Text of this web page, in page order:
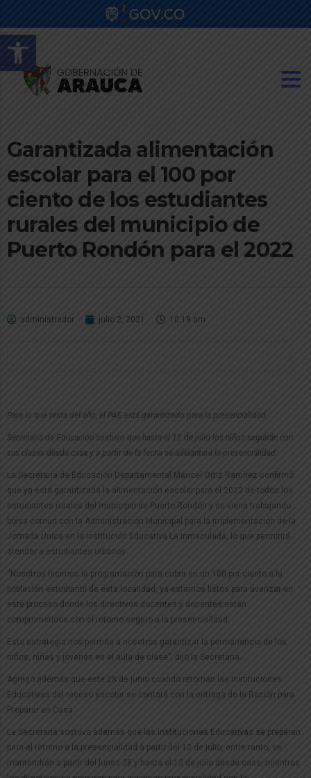
Abrir barra de herramientas
Garantizada alimentación
escolar para el 100 por
ciento de los estudiantes
rurales del municipio de
Puerto Rondón para el 2022
administrador julio 2, 2021 10:18 am
Para lo que resta del año, el PAE está garantizado para la presencialidad.
Secretaria de Educación sostuvo que hasta el 12 de julio los niños seguirán con
sus clases desde casa y a partir de la fecha se adelantará la presencialidad.
La Secretaria de Educación Departamental Maricel Ortiz Ramírez confirmó
que ya está garantizada la alimentación escolar para el 2022 de todos los
estudiantes rurales del municipio de Puerto Rondón y se viene trabajando
bolsa común con la Administración Municipal para la implementación de la
Jornada Única en la Institución Educativa La Inmaculada, lo que permitirá
atender a estudiantes urbanos.
“Nosotros hicimos la programación para cubrir en un 100 por ciento a la
población estudiantil de esta localidad, ya estamos listos para avanzar en
este proceso donde los directivos docentes y docentes están
comprometidos con el retorno seguro a la presencialidad.
Esta estrategia nos permite a nosotros garantizar la permanencia de los
niños, niñas y jóvenes en el aula de clase”, dijo la Secretaria.
Agregó además que este 28 de junio cuando retornan las Instituciones
Educativas del receso escolar se contará con la entrega de la Ración para
Preparar en Casa.
La Secretaria sostuvo además que las Instituciones Educativas se preparan
para el retorno a la presencialidad a partir del 12 de julio, entre tanto, se
mantendrán a partir del lunes 28 y hasta el 12 de julio desde casa, mientras